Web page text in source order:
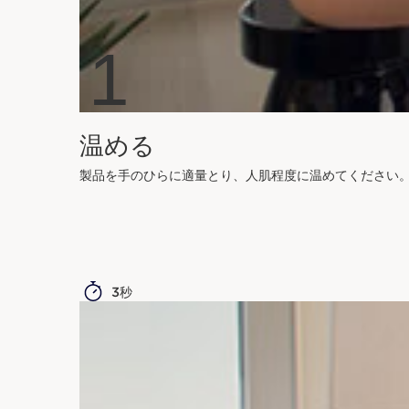
1
温める
製品を手のひらに適量とり、人肌程度に温めてください
3秒